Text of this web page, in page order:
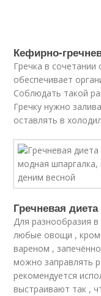
Кефирно-
Гречка в
обеспечивает
Соблюдать такой
Гречку нужно
оставлять в
Гречневая
Для разнообразия
любые овощи ,
вареном ,
можно заправлять
рекомендуется
выстраивают так ,